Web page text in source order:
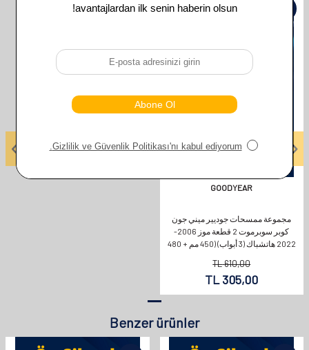
GOODYEAR
مجموعة ممسحات جوديير ميني جون
كوبر سوبرموت 2 قطعة موز 2006-
2022 هاتشباك (3 أبواب) (450 مم + 480
610,00
TL
305,00
TL
Benzer ürünler